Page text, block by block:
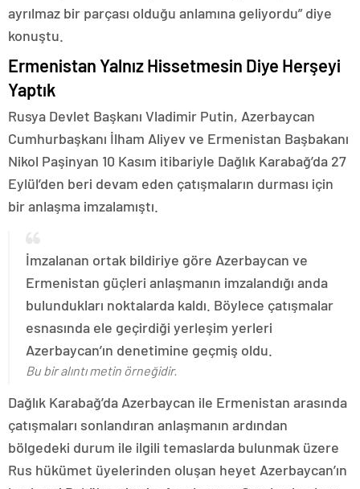
ayrılmaz bir parçası olduğu anlamına geliyordu” diye
konuştu.
Ermenistan Yalnız Hissetmesin Diye Herşeyi
Yaptık
Rusya Devlet Başkanı Vladimir Putin, Azerbaycan
Cumhurbaşkanı İlham Aliyev ve Ermenistan Başbakanı
Nikol Paşinyan 10 Kasım itibariyle Dağlık Karabağ’da 27
Eylül’den beri devam eden çatışmaların durması için
bir anlaşma imzalamıştı.
İmzalanan ortak bildiriye göre Azerbaycan ve
Ermenistan güçleri anlaşmanın imzalandığı anda
bulundukları noktalarda kaldı. Böylece çatışmalar
esnasında ele geçirdiği yerleşim yerleri
Azerbaycan’ın denetimine geçmiş oldu.
Bu bir alıntı metin örneğidir.
Dağlık Karabağ’da Azerbaycan ile Ermenistan arasında
çatışmaları sonlandıran anlaşmanın ardından
bölgedeki durum ile ilgili temaslarda bulunmak üzere
Rus hükümet üyelerinden oluşan heyet Azerbaycan’ın